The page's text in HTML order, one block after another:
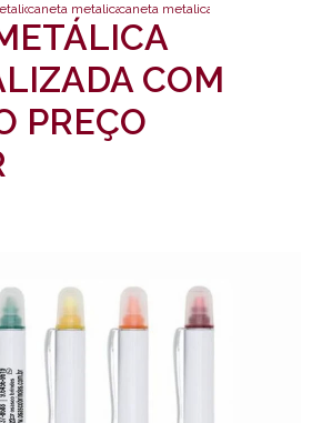
caneta metalica personalizadacaneta metalica personalizada
COM
PREÇO